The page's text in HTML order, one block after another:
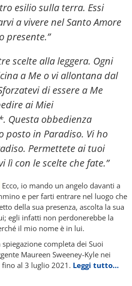
esilio sulla terra. Essi
a vivere nel Santo Amore
presente.”
scelte alla leggera. Ogni
a Me o vi allontana dal
di essere a Me
ai Miei
Questa obbedienza
posto in Paradiso. Vi ho
Permettete ai tuoi
lì con le scelte che fate.”
Ecco, io mando un angelo davanti a
e per farti entrare nel luogo che
della sua presenza, ascolta la sua
egli infatti non perdonerebbe la
il mio nome è in lui.
completa dei Suoi
Maureen Sweeney-Kyle nei
fino al 3 luglio 2021. Leggi tutto…